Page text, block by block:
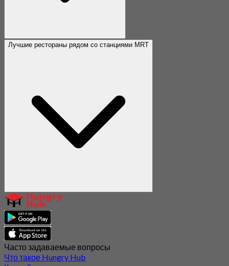
Лучшие рестораны рядом со станциями MRT
Часто задаваемые вопросы
Что такое Hungry Hub